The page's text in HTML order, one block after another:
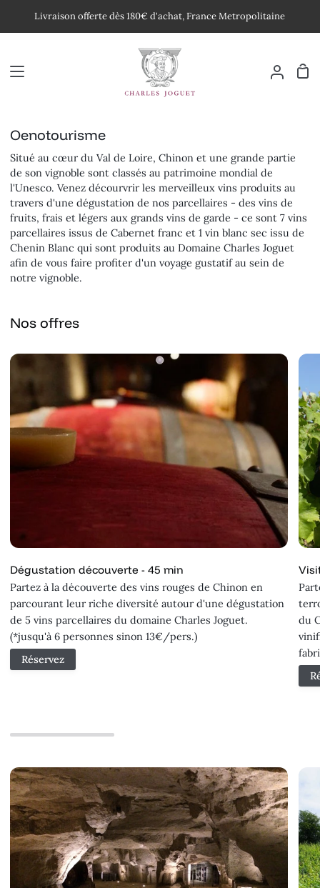
Livraison offerte dès 180€ d'achat, France Metropolitaine
Mon
Oenotourisme
Situé au cœur du Val de Loire, Chinon et une grande partie
de son vignoble sont classés au patrimoine mondial de
l'Unesco. Venez décourvrir les merveilleux vins produits au
travers d'une dégustation de nos parcellaires - des vins de
fruits, frais et légers aux grands vins de garde - ce sont 7 vins
parcellaires issus de Cabernet franc et 1 vin blanc sec issu de
Chenin Blanc qui sont produits au Domaine Charles Joguet
afin de vous faire profiter d'un voyage gustatif au sein de
notre vignoble.
Nos offres
Dégustation découverte - 45 min
Partez à la découverte des vins rouges de Chinon en
parcourant leur riche diversité autour d'une dégustation
de 5 vins parcellaires du domaine Charles Joguet.
(*jusqu'à 6 personnes sinon 13€/pers.)
Réservez
du